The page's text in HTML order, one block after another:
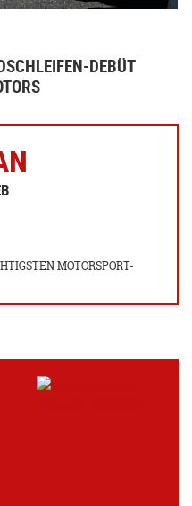
DEBÜT
MOTORSPORT-